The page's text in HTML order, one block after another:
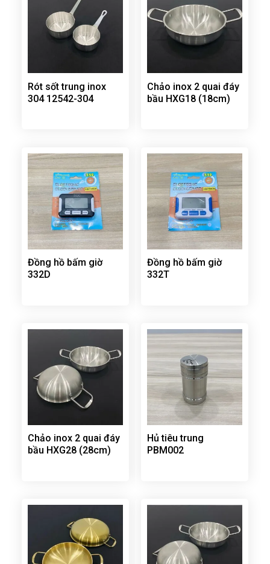
Rót sốt trung inox
304 12542-304
Chảo inox 2 quai đáy
bầu HXG18 (18cm)
Đồng hồ bấm giờ
332D
Đồng hồ bấm giờ
332T
Chảo inox 2 quai đáy
bầu HXG28 (28cm)
Hủ tiêu trung
PBM002